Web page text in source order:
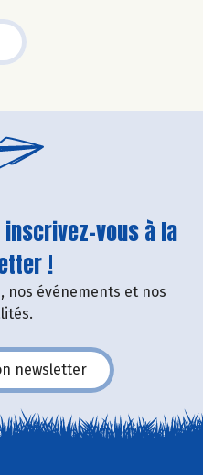
vous à la
!
nos événements et nos
newsletter